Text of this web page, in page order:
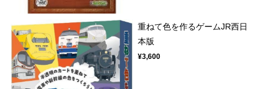
重ねて色を作るゲームJR西日
本版
¥3,600